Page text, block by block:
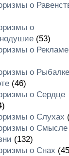
о
о
(53)
о Рекламе
о
(46)
о Сердце
о Слухах
о Смысле
(132)
о Снах